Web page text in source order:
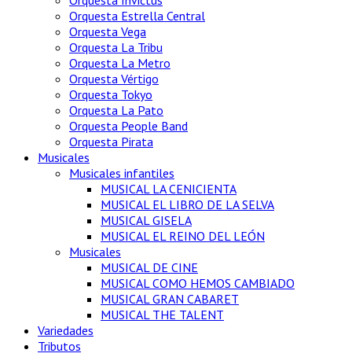
Orquesta Estrella Central
Orquesta Vega
Orquesta La Tribu
Orquesta La Metro
Orquesta Vértigo
Orquesta Tokyo
Orquesta La Pato
Orquesta People Band
Orquesta Pirata
Musicales
Musicales infantiles
MUSICAL LA CENICIENTA
MUSICAL EL LIBRO DE LA SELVA
MUSICAL GISELA
MUSICAL EL REINO DEL LEÓN
Musicales
MUSICAL DE CINE
MUSICAL COMO HEMOS CAMBIADO
MUSICAL GRAN CABARET
MUSICAL THE TALENT
Variedades
Tributos